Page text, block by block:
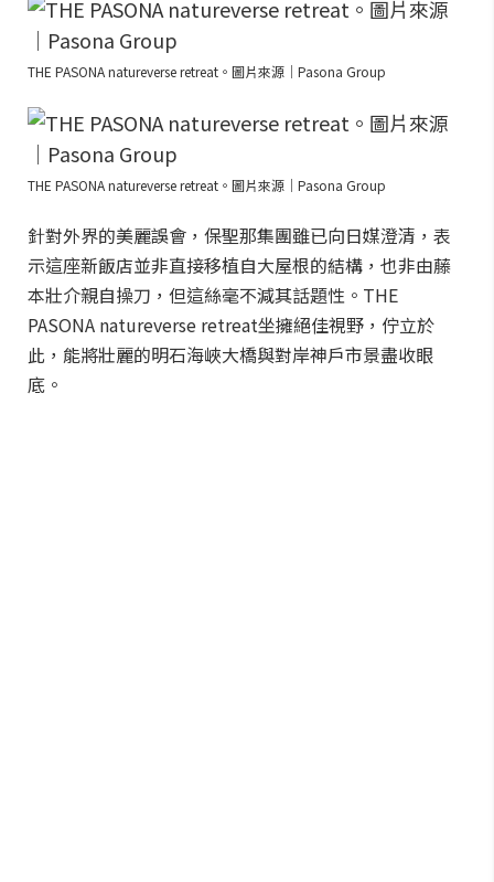
THE PASONA natureverse retreat。圖片來源｜Pasona Group
THE PASONA natureverse retreat。圖片來源｜Pasona Group
針對外界的美麗誤會，保聖那集團雖已向日媒澄清，表
示這座新飯店並非直接移植自大屋根的結構，也非由藤
本壯介親自操刀，但這絲毫不減其話題性。THE
PASONA natureverse retreat坐擁絕佳視野，佇立於
此，能將壯麗的明石海峽大橋與對岸神戶市景盡收眼
底。